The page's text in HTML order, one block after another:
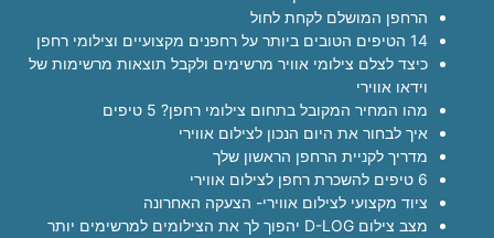
הרחפן המושלם לקחת לחול
14 הטיפים הטובים ביותר על רחפנים מקצועיים וצילומי רחפן
כיצד לצלם צילומי אוויר מרשימים ולקבל תוצאות מרשימות של
וידאו אווירי
מהו המחיר המקובל בתחום צילומי רחפן? 5 טיפים
איך לבחור את היום הנכון לצילום אווירי
מדריך לקניית הרחפן הראשון שלך
6 טיפים להשכרת רחפן לצילום אווירי
ציוד מקצועי לצילום אווירי- הצעקה האחרונה
מצב צילום D-LOG יהפוך לך את הצילומים למרשימים יותר